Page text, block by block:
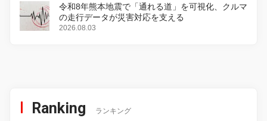
令和8年熊本地震で「通れる道」を可視化、クルマ
の走行データが災害対応を支える
2026.08.03
Ranking ランキング